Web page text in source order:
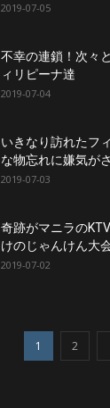
2019-07-05
不幸の連鎖！次々
ィリピーナ達
2019-07-04
いきなり訪れたフ
な物忘れに嫌気が
2019-07-03
奇跡がマニラの
けのじゃんけん大
2019-07-02
1 2